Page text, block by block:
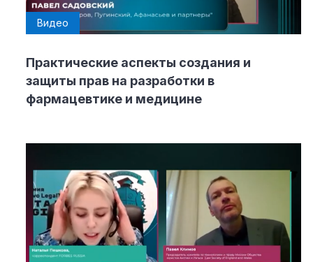
Видео
Практические аспекты создания и
защиты прав на разработки в
фармацевтике и медицине